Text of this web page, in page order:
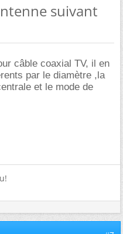
suivant
câble coaxial TV, il en
par le diamètre ,la
et le mode de